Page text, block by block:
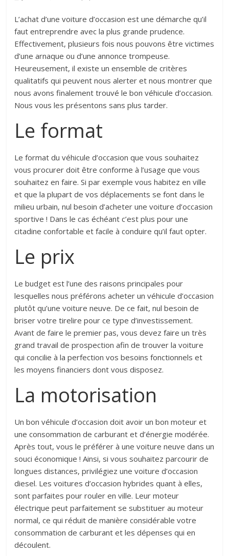
L’achat d’une voiture d’occasion est une démarche qu’il
faut entreprendre avec la plus grande prudence.
Effectivement, plusieurs fois nous pouvons être victimes
d’une arnaque ou d’une annonce trompeuse.
Heureusement, il existe un ensemble de critères
qualitatifs qui peuvent nous alerter et nous montrer que
nous avons finalement trouvé le bon véhicule d’occasion.
Nous vous les présentons sans plus tarder.
Le format
Le format du véhicule d’occasion que vous souhaitez
vous procurer doit être conforme à l’usage que vous
souhaitez en faire. Si par exemple vous habitez en ville
et que la plupart de vos déplacements se font dans le
milieu urbain, nul besoin d’acheter une voiture d’occasion
sportive ! Dans le cas échéant c’est plus pour une
citadine confortable et facile à conduire qu’il faut opter.
Le prix
Le budget est l’une des raisons principales pour
lesquelles nous préférons acheter un véhicule d’occasion
plutôt qu’une voiture neuve. De ce fait, nul besoin de
briser votre tirelire pour ce type d’investissement.
Avant de faire le premier pas, vous devez faire un très
grand travail de prospection afin de trouver la voiture
qui concilie à la perfection vos besoins fonctionnels et
les moyens financiers dont vous disposez.
La motorisation
Un bon véhicule d’occasion doit avoir un bon moteur et
une consommation de carburant et d’énergie modérée.
Après tout, vous le préférer à une voiture neuve dans un
souci économique ! Ainsi, si vous souhaitez parcourir de
longues distances, privilégiez une voiture d’occasion
diesel. Les voitures d’occasion hybrides quant à elles,
sont parfaites pour rouler en ville. Leur moteur
électrique peut parfaitement se substituer au moteur
normal, ce qui réduit de manière considérable votre
consommation de carburant et les dépenses qui en
découlent.